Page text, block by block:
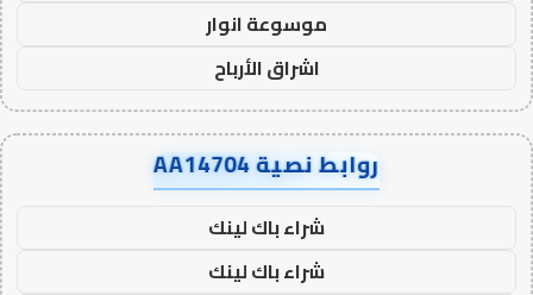
موسوعة انوار
اشراق الأرباح
روابط نصية AA14704
شراء باك لينك
شراء باك لينك